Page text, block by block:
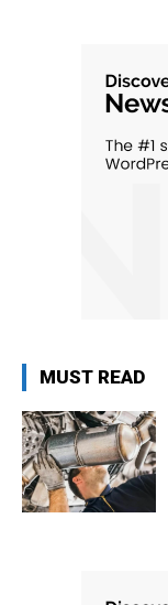
MUST READ